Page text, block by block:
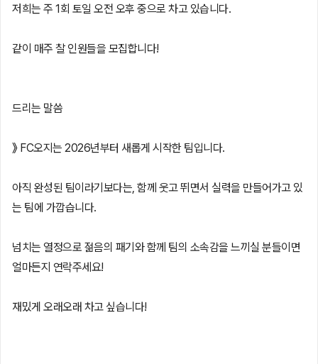
저희는 주 1회 토일 오전 오후 중으로 차고 있습니다.
같이 매주 찰 인원들을 모집합니다!
드리는 말씀
》 FC오지는 2026년부터 새롭게 시작한 팀입니다.
아직 완성된 팀이라기보다는, 함께 웃고 뛰면서 실력을 만들어가고 있
는 팀에 가깝습니다.
넘치는 열정으로 젊음의 패기와 함께 팀의 소속감을 느끼실 분들이면
얼마든지 연락주세요!
재밌게 오래오래 차고 싶습니다!